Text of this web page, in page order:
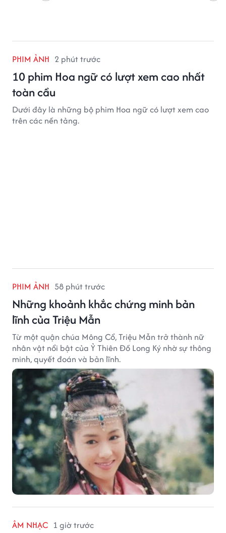
PHIM ẢNH 2 phút trước
10 phim Hoa ngữ có lượt xem cao nhất
toàn cầu
Dưới đây là những bộ phim Hoa ngữ có lượt xem cao
trên các nền tảng.
PHIM ẢNH 58 phút trước
Những khoảnh khắc chứng minh bản
lĩnh của Triệu Mẫn
Từ một quận chúa Mông Cổ, Triệu Mẫn trở thành nữ
nhân vật nổi bật của Ỷ Thiên Đồ Long Ký nhờ sự thông
minh, quyết đoán và bản lĩnh.
ÂM NHẠC 1 giờ trước